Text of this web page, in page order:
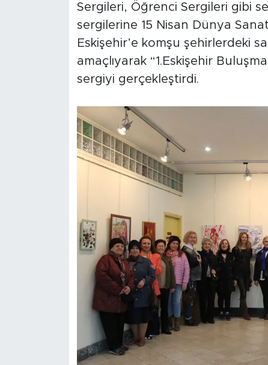
Sergileri, Öğrenci Sergileri gibi
sergilerine 15 Nisan Dünya
Eskişehir’e komşu şehirlerdeki
amaçlıyarak “1.Eskişehir
sergiyi gerçekleştirdi.